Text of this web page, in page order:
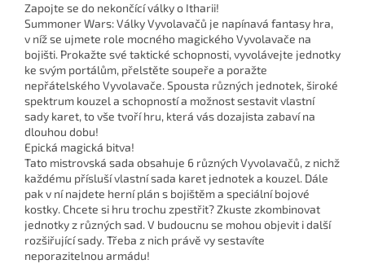
Zapojte se do nekončící války o Itharii!
Summoner Wars: Války Vyvolavačů je napínavá fantasy hra,
v níž se ujmete role mocného magického Vyvolavače na
bojišti. Prokažte své taktické schopnosti, vyvolávejte jednotky
ke svým portálům, přelstěte soupeře a poražte
nepřátelského Vyvolavače. Spousta různých jednotek, široké
spektrum kouzel a schopností a možnost sestavit vlastní
sady karet, to vše tvoří hru, která vás dozajista zabaví na
dlouhou dobu!
Epická magická bitva!
Tato mistrovská sada obsahuje 6 různých Vyvolavačů, z nichž
každému přísluší vlastní sada karet jednotek a kouzel. Dále
pak v ní najdete herní plán s bojištěm a speciální bojové
kostky. Chcete si hru trochu zpestřit? Zkuste zkombinovat
jednotky z různých sad. V budoucnu se mohou objevit i další
rozšiřující sady. Třeba z nich právě vy sestavíte
neporazitelnou armádu!